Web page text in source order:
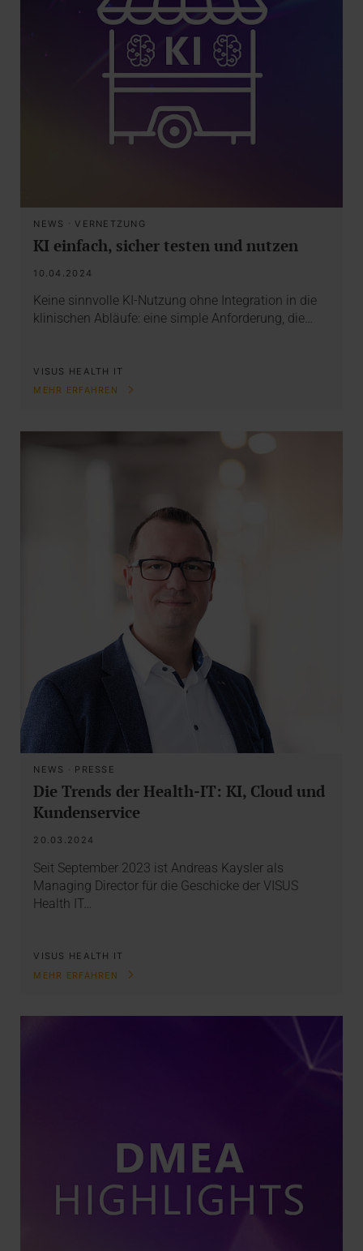
NEWS ·VERNETZUNG
KI einfach, sicher testen und nutzen
10.04.2024
Keine sinnvolle KI-Nutzung ohne Integration in die
klinischen Abläufe: eine simple Anforderung, die…
VISUS HEALTH IT
MEHR ERFAHREN
NEWS · PRESSE
Die Trends der Health-IT: KI, Cloud und
Kundenservice
20.03.2024
Seit September 2023 ist Andreas Kaysler als
Managing Director für die Geschicke der VISUS
Health IT…
VISUS HEALTH IT
MEHR ERFAHREN